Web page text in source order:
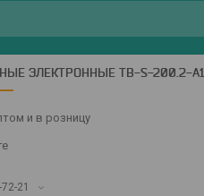
ЭЛЕКТРОННЫЕ TB-S-200.2-А1
и в розницу
21